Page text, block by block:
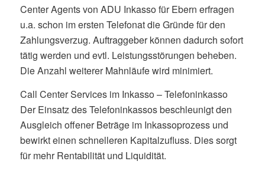
Center Agents von ADU Inkasso für Ebern erfragen
u.a. schon im ersten Telefonat die Gründe für den
Zahlungsverzug. Auftraggeber können dadurch sofort
tätig werden und evtl. Leistungsstörungen beheben.
Die Anzahl weiterer Mahnläufe wird minimiert.
Call Center Services im Inkasso – Telefoninkasso
Der Einsatz des Telefoninkassos beschleunigt den
Ausgleich offener Beträge im Inkassoprozess und
bewirkt einen schnelleren Kapitalzufluss. Dies sorgt
für mehr Rentabilität und Liquidität.